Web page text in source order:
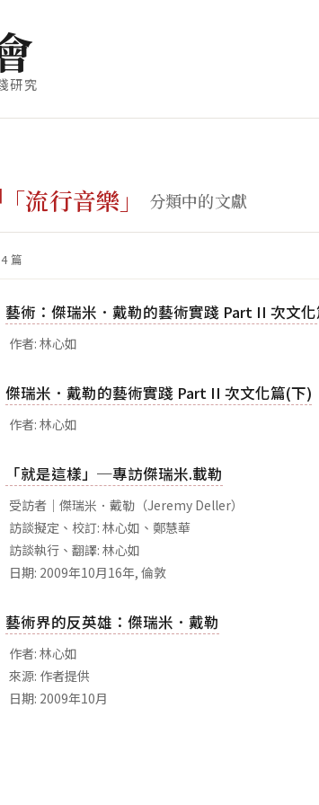
研究
「流行音樂」 分類中的文獻
篇
藝術：傑瑞米．戴勒的藝術實踐 Part II 次文
作者: 林心如
傑瑞米．戴勒的藝術實踐 Part II 次文化篇(下)
作者: 林心如
「就是這樣」─專訪傑瑞米.載勒
受訪者｜傑瑞米．戴勒（Jeremy Deller）
訪談擬定、校訂: 林心如、鄭慧華
訪談執行、翻譯: 林心如
日期: 2009年10月16年, 倫敦
藝術界的反英雄：傑瑞米．戴勒
作者: 林心如
來源: 作者提供
日期: 2009年10月